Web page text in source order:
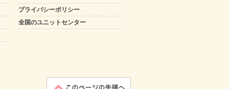
プライバシーポリシー
全国のユニットセンター